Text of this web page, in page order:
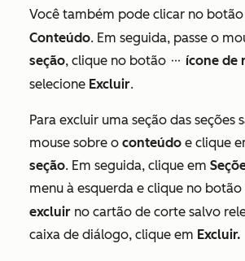
Você também pode clicar no botão
Conteúdo. Em seguida, passe o
seção, clique no botão ellipsesIcon ícone de
selecione Excluir.
Para excluir uma seção das seções
mouse sobre o conteúdo e clique
seção. Em seguida, clique em
menu à esquerda e clique no botão
excluir no cartão de corte salvo
caixa de diálogo, clique em Excluir.